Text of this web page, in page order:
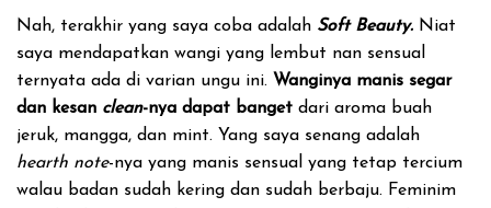
Nah, terakhir yang saya coba adalah Soft Beauty. Niat
saya mendapatkan wangi yang lembut nan sensual
ternyata ada di varian ungu ini. Wanginya manis segar
dan kesan clean-nya dapat banget dari aroma buah
jeruk, mangga, dan mint. Yang saya senang adalah
hearth note-nya yang manis sensual yang tetap tercium
walau badan sudah kering dan sudah berbaju. Feminim